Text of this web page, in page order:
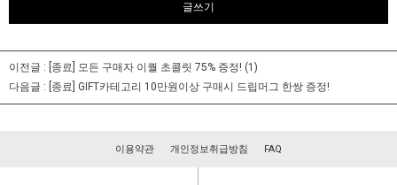
글쓰기
이전글 : [종료] 모든 구매자 이퀄 초콜릿 75% 증정! (1)
다음글 : [종료] GIFT카테고리 10만원이상 구매시 드립머그 한쌍 증정!
이용약관 개인정보취급방침 FAQ